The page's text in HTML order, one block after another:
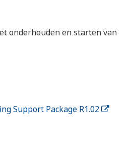
onderhouden en starten van
Support Package R1.02